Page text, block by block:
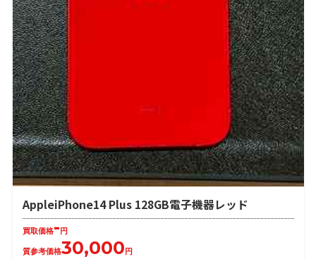
AppleiPhone14 Plus 128GB電子機器レッド
買取価格-円
質参考価格30,000円